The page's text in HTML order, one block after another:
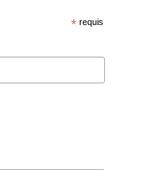
* requis